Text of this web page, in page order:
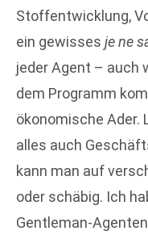
Stoffentwicklung,
ein gewisses je ne
jeder Agent – auch
dem Programm
ökonomische Ader.
alles auch
kann man auf
oder schäbig. Ich
Gentleman-